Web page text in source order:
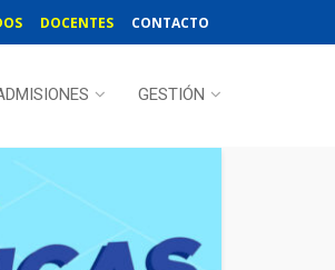
DOCENTES CONTACTO
GESTIÓN